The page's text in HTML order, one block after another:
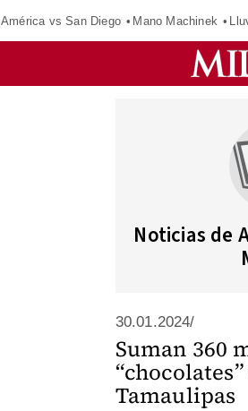
América vs San Diego Mano Machinek
Noticias de
30.01.2024/
Suman 360
Tamaulipas